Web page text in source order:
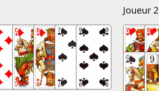
Joueur 2